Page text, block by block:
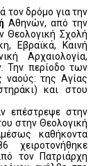
τον δρόμο για την
Αθηνών, από την
Θεολογική Σχολή
Εβραϊκά, Καινή
Αρχαιολογία,
Την περίοδο των
της Αγίας
και στου
επέστρεψε στην
στην Θεολογική
καθήκοντα
χειροτονήθηκε
τον Πατριάρχη